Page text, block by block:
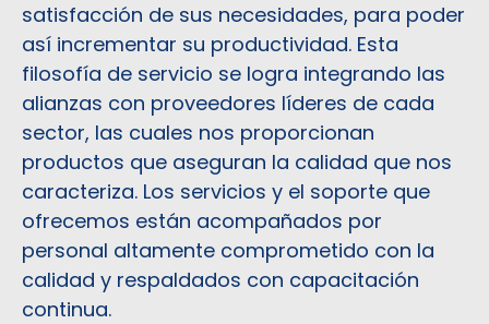
satisfacción de sus necesidades, para poder
así incrementar su productividad. Esta
filosofía de servicio se logra integrando las
alianzas con proveedores líderes de cada
sector, las cuales nos proporcionan
productos que aseguran la calidad que nos
caracteriza. Los servicios y el soporte que
ofrecemos están acompañados por
personal altamente comprometido con la
calidad y respaldados con capacitación
continua.